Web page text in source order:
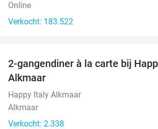
Online
Verkocht: 183.522
2-gangendiner à la carte bij
Alkmaar
Happy Italy Alkmaar
Alkmaar
Verkocht: 2.338